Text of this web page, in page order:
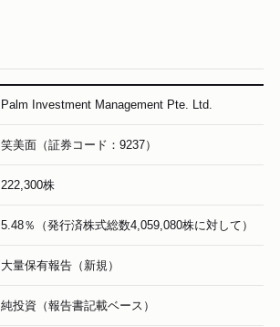
Palm Investment Management Pte. Ltd.
笑美面（証券コード：9237）
222,300株
5.48％（発行済株式総数4,059,080株に対して）
大量保有報告（新規）
純投資（報告書記載ベース）